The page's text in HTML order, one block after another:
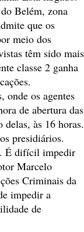
Belém, zona
que os
meio dos
têm sido mais
classe 2 ganha
onde os agentes
de abertura das
às 16 horas.
presidiários.
É difícil impedir
Marcelo
Criminais da
impedir a
de